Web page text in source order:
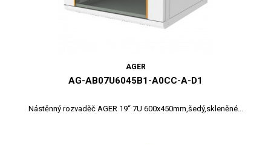
AGER
AG-AB07U6045B1-A0CC-A-D1
Nástěnný rozvaděč AGER 19“ 7U 600x450mm,šedý,skleněné...